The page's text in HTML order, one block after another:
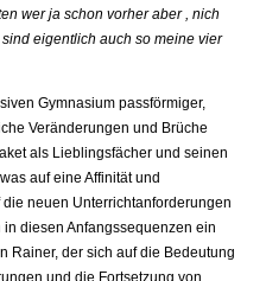
wer ja schon vorher aber , nich
eigentlich auch so meine vier
Gymnasium passförmiger,
Veränderungen und Brüche
als Lieblingsfächer und seinen
auf eine Affinität und
neuen Unterrichtanforderungen
diesen Anfangssequenzen ein
Rainer, der sich auf die Bedeutung
und die Fortsetzung von